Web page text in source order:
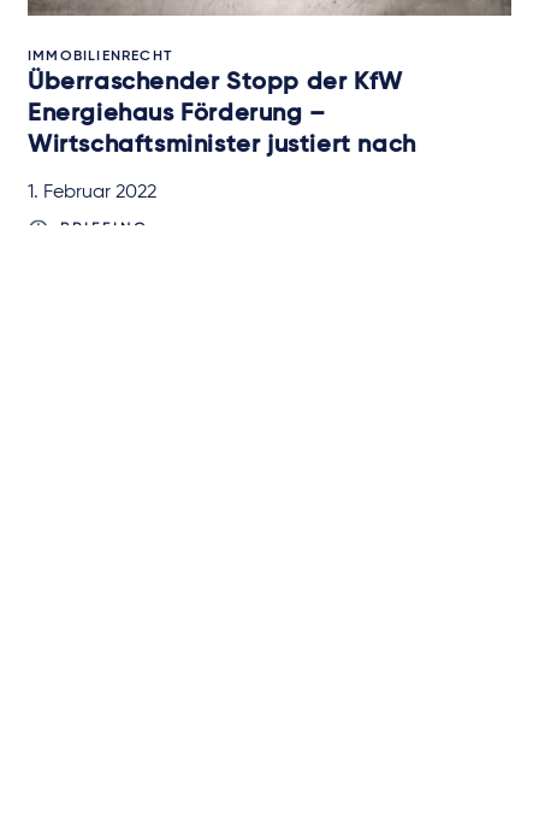
IMMOBILIENRECHT
Überraschender Stopp der KfW
Energiehaus Förderung –
Wirtschaftsminister justiert nach
1. Februar 2022
BRIEFING